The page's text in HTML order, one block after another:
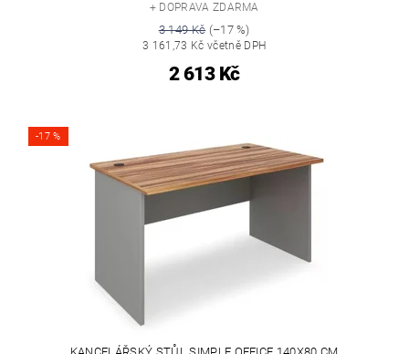
+ DOPRAVA ZDARMA
3 149 Kč(–17 %)
3 161,73 Kč včetně DPH
2 613 Kč
-17 %